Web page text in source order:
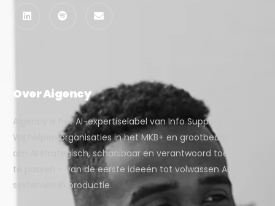
Over Aigency
Aigency is het AI-expertiselabel van Info Support.
Wij helpen organisaties in het MKB+ en grootbedrijf
om AI strategisch, schaalbaar en verantwoord toe
te passen – van de eerste ideeën tot volwassen AI-
systemen in productie.